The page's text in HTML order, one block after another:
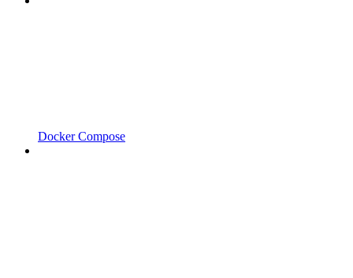
Docker Compose